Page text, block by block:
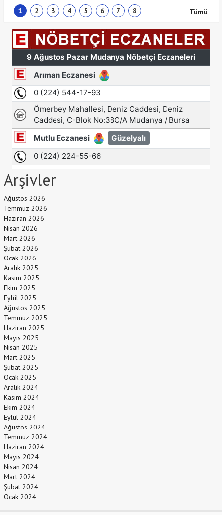
Tümü
1 2 3 4 5 6 7 8
Arşivler
Ağustos 2026
Temmuz 2026
Haziran 2026
Nisan 2026
Mart 2026
Şubat 2026
Ocak 2026
Aralık 2025
Kasım 2025
Ekim 2025
Eylül 2025
Ağustos 2025
Temmuz 2025
Haziran 2025
Mayıs 2025
Nisan 2025
Mart 2025
Şubat 2025
Ocak 2025
Aralık 2024
Kasım 2024
Ekim 2024
Eylül 2024
Ağustos 2024
Temmuz 2024
Haziran 2024
Mayıs 2024
Nisan 2024
Mart 2024
Şubat 2024
Ocak 2024